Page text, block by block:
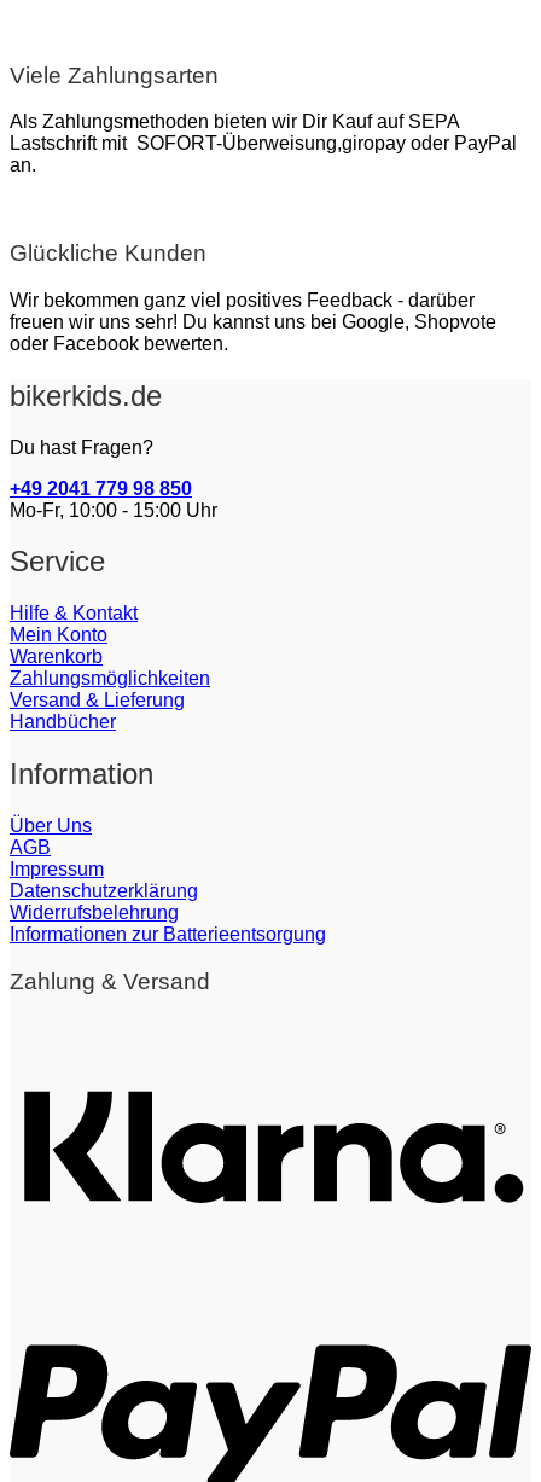
Viele Zahlungsarten
Als Zahlungsmethoden bieten wir Dir Kauf auf SEPA
Lastschrift mit SOFORT-Überweisung,giropay oder PayPal
an.
Glückliche Kunden
Wir bekommen ganz viel positives Feedback - darüber
freuen wir uns sehr! Du kannst uns bei Google, Shopvote
oder Facebook bewerten.
bikerkids.de
Du hast Fragen?
+49 2041 779 98 850
Mo-Fr, 10:00 - 15:00 Uhr
Service
Hilfe & Kontakt
Mein Konto
Warenkorb
Zahlungsmöglichkeiten
Versand & Lieferung
Handbücher
Information
Über Uns
AGB
Impressum
Datenschutzerklärung
Widerrufsbelehrung
Informationen zur Batterieentsorgung
Zahlung & Versand